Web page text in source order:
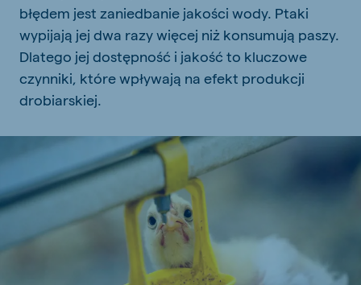
błędem jest zaniedbanie jakości wody. Ptaki
wypijają jej dwa razy więcej niż konsumują paszy.
Dlatego jej dostępność i jakość to kluczowe
czynniki, które wpływają na efekt produkcji
drobiarskiej.